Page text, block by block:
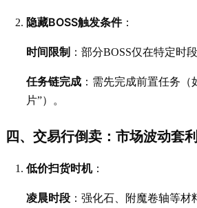
隐藏BOSS触发条件：
时间限制 ：部分BOSS仅在特定时
任务链完成 ：需先完成前置任务（
片”）。
四、交易行倒卖：市场波动套利
低价扫货时机：
凌晨时段 ：强化石、附魔卷轴等